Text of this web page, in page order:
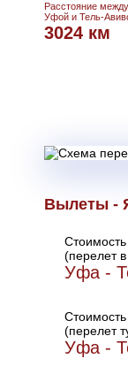
Расстояние между
Уфой и Тель-
3024 км
Вылеты -
(перелет
Уфа -
(перелет
Уфа -